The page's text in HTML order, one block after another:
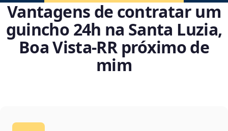
Vantagens de contratar um
guincho 24h na Santa Luzia,
Boa Vista‑RR próximo de
mim